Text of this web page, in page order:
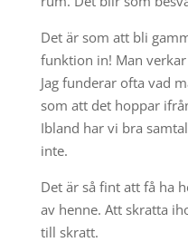
Det är som att bli
funktion in! Man
Jag funderar ofta vad
som att det hoppar
Ibland har vi bra
inte.
Det är så fint att få ha
av henne. Att skratta
till skratt.